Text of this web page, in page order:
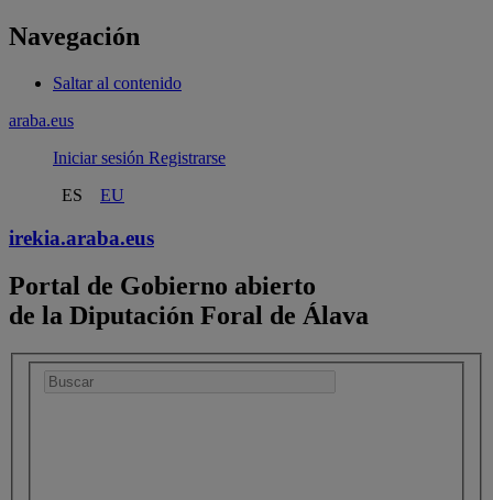
Navegación
Saltar al contenido
araba.eus
Iniciar sesión Registrarse
ES
EU
irekia.araba.eus
Portal de Gobierno abierto
de la Diputación Foral de Álava